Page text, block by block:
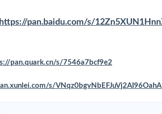
https://pan.baidu.com/s/
pan.quark.cn/s/7546a7bcf9e2
s/